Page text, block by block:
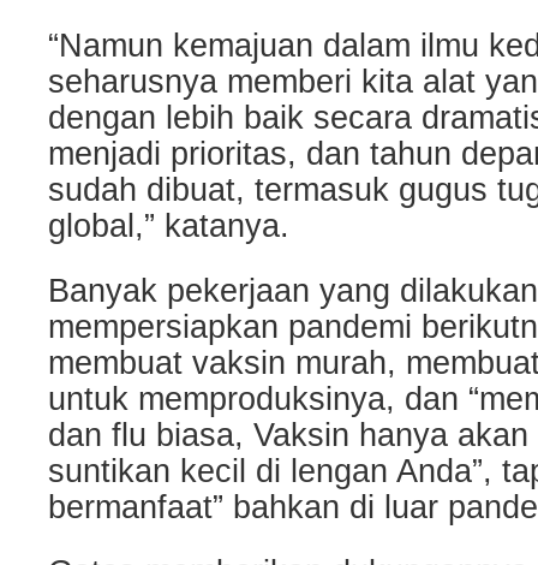
“Namun kemajuan dalam ilmu
seharusnya memberi kita alat
dengan lebih baik secara
menjadi prioritas, dan tahun
sudah dibuat, termasuk gugus
global,” katanya.
Banyak pekerjaan yang
mempersiapkan pandemi
membuat vaksin murah,
untuk memproduksinya, dan
dan flu biasa, Vaksin hanya akan
suntikan kecil di lengan Anda”,
bermanfaat” bahkan di luar